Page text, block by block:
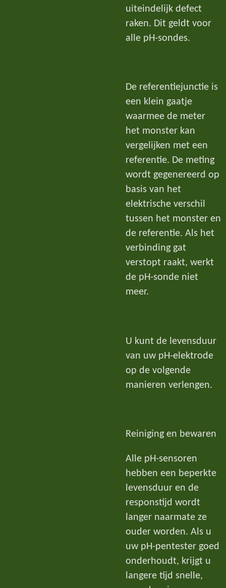
uiteindelijk defect
raken. Dit geldt voor
alle pH-sondes.
De referentiejunctie is
een klein gaatje
waarmee de meter
het monster kan
vergelijken met een
referentie. De meting
wordt gegenereerd op
basis van het
elektrische verschil
tussen het monster en
de referentie. Als het
verbinding gat
verstopt raakt, werkt
de pH-sonde niet
meer.
U kunt de levensduur
van uw pH-elektrode
op de volgende
manieren verlengen.
Reiniging en bewaren
Alle pH-sensoren
hebben een beperkte
levensduur en de
responstijd wordt
langer naarmate ze
ouder worden. Als u
uw pH-pentester goed
onderhoudt, krijgt u
langere tijd snelle,